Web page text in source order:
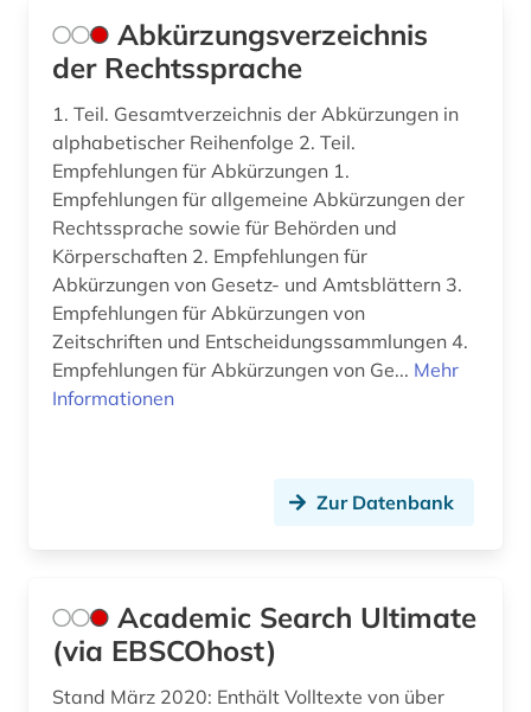
bibliographische quellen (1)
bibliotheksbestand (2)
bibliothekskatalog plus (1)
biblische studien (1)
bilanz (4)
bilanzierung (1)
biografie (1)
Abkürzungsverzeichnis
der Rechtssprache
1. Teil. Gesamtverzeichnis der Abkürzungen in
alphabetischer Reihenfolge 2. Teil.
Empfehlungen für Abkürzungen 1.
Empfehlungen für allgemeine Abkürzungen der
Rechtssprache sowie für Behörden und
Körperschaften 2. Empfehlungen für
Abkürzungen von Gesetz- und Amtsblättern 3.
Empfehlungen für Abkürzungen von
Zeitschriften und Entscheidungssammlungen 4.
Empfehlungen für Abkürzungen von Ge... Mehr
Informationen
Zur Datenbank
Academic Search Ultimate
(via EBSCOhost)
Stand März 2020: Enthält Volltexte von über